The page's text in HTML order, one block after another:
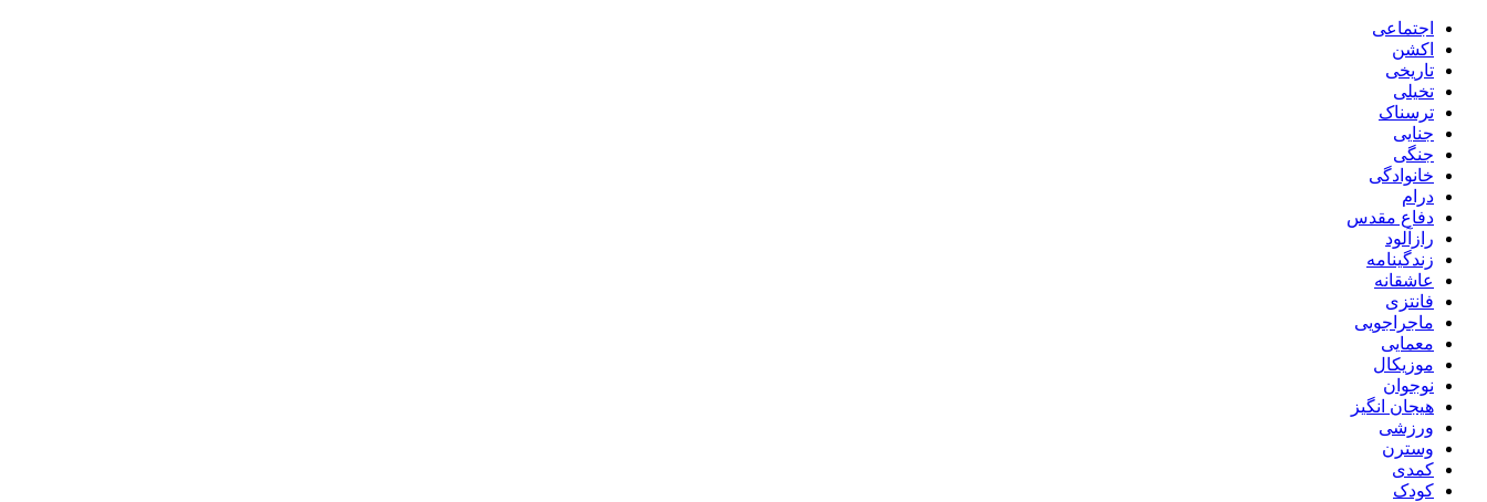
اجتماعی
اکشن
تاریخی
تخیلی
ترسناک
جنایی
جنگی
خانوادگی
درام
دفاع مقدس
رازآلود
زندگینامه
عاشقانه
فانتزی
ماجراجویی
معمایی
موزیکال
نوجوان
هیجان انگیز
ورزشی
وسترن
کمدی
کودک